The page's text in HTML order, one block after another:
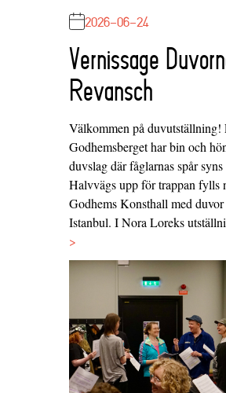
2026-06-24
Vernissage
Revansch
Välkommen på duvutställning!
Godhemsberget har bin och
duvslag där fåglarnas spår syns
Halvvägs upp för trappan fylls
Godhems Konsthall med
Istanbul. I Nora Loreks
>